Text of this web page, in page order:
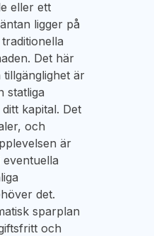
eller ett
ligger på
Det här
är
statliga
kapital. Det
och
är
det.
sparplan
och